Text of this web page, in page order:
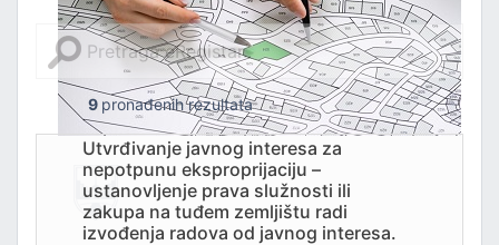
9 pronađenih rezultata
Utvrđivanje javnog interesa za
nepotpunu eksproprijaciju –
ustanovljenje prava služnosti ili
zakupa na tuđem zemljištu radi
izvođenja radova od javnog interesa.